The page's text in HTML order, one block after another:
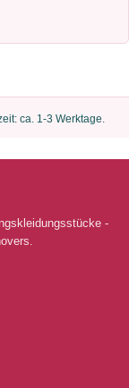
ca. 1-3 Werktage.
-